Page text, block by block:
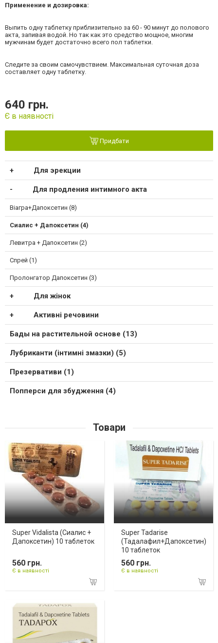
Применение и дозировка:
Выпить одну таблетку приблизительно за 60 - 90 минут до полового
акта, запивая водой. Но так как это средство мощное, многим
мужчинам будет достаточно всего пол таблетки.
Следите за своим самочувствием. Максимальная суточная доза
составляет одну таблетку.
640 грн.
Є в наявності
Придбати
Для эрекции
Для продления интимного акта
Віагра+Дапоксетин (8)
Сиалис + Дапоксетин (4)
Левитра + Дапоксетин (2)
Спрей (1)
Пролонгатор Дапоксетин (3)
Для жінок
Активні речовини
Бады на растительной основе (13)
Лубриканти (інтимні змазки) (5)
Презервативи (1)
Попперси для збудження (4)
Товари
Super Vidalista (Сиалис +
Дапоксетин) 10 таблеток
560 грн.
Є в наявності
Super Tadarise
(Тадалафил+Дапоксетин)
10 таблеток
560 грн.
Є в наявності